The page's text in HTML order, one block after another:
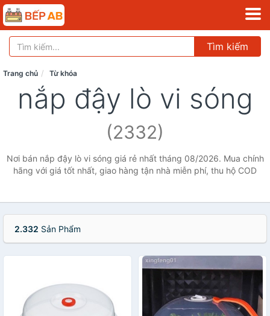
Tìm kiếm
Trang chủ Từ khóa
nắp đậy lò vi sóng
(2332)
Nơi bán nắp đậy lò vi sóng giá rẻ nhất tháng 08/2026. Mua chính
hãng với giá tốt nhất, giao hàng tận nhà miễn phí, thu hộ COD
2.332 Sản Phẩm